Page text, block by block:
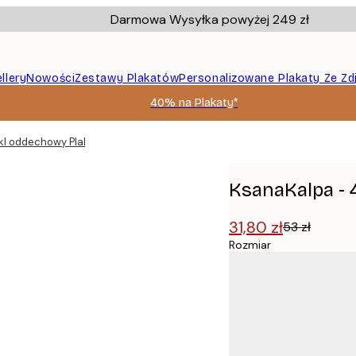
Darmowa Wysyłka powyżej 249 zł
NowościZestawy PlakatówPersonalizowane Plakaty Ze
40% na Plakaty*
oddechowy Plakat
KsanaKalpa -
31,80 zł53 zł
Rozmiar